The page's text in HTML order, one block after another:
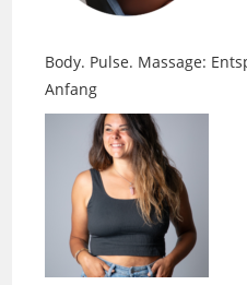
Body. Pulse. Massage:
Faszien, Spannung und